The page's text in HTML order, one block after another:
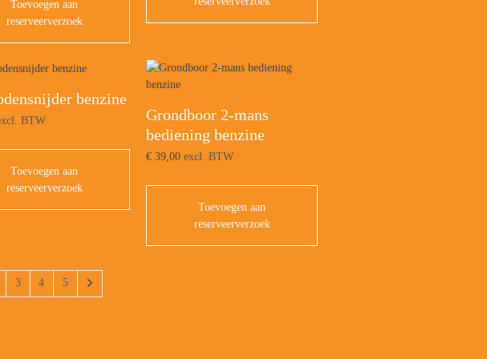
Toevoegen aan
reserveerverzoek
benzine
BTW
Toevoegen aan
reserveerverzoek
Grondboor 2-mans
bediening benzine
€ 39,00 excl. BTW
Toevoegen aan
reserveerverzoek
3 4 5